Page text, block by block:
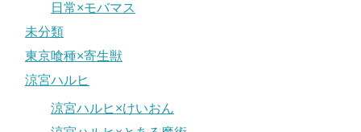
日常×モバマス
未分類
東京喰種×寄生獣
涼宮ハルヒ
涼宮ハルヒ×けいおん